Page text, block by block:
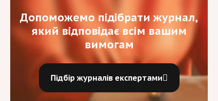
Допоможемо підібрати журнал,
який відповідає всім вашим
вимогам
Підбір журналів експертами